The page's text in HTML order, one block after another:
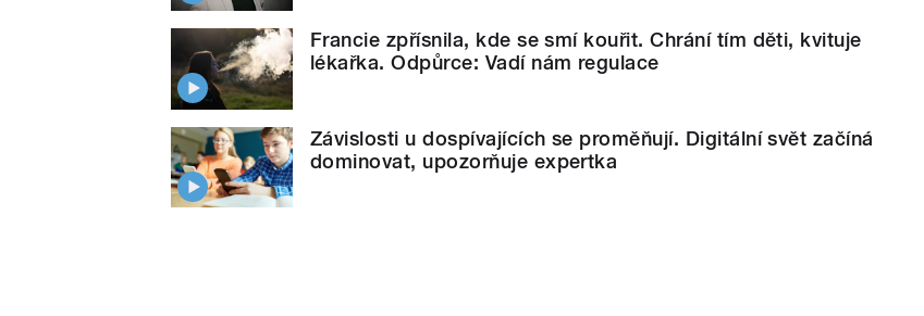
Francie zpřísnila, kde se smí kouřit. Chrání tím děti, kvituje
lékařka. Odpůrce: Vadí nám regulace
Závislosti u dospívajících se proměňují. Digitální svět začíná
dominovat, upozorňuje expertka